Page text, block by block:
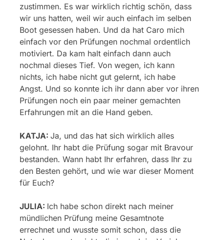
zustimmen. Es war wirklich richtig schön, dass
wir uns hatten, weil wir auch einfach im selben
Boot gesessen haben. Und da hat Caro mich
einfach vor den Prüfungen nochmal ordentlich
motiviert. Da kam halt einfach dann auch
nochmal dieses Tief. Von wegen, ich kann
nichts, ich habe nicht gut gelernt, ich habe
Angst. Und so konnte ich ihr dann aber vor ihren
Prüfungen noch ein paar meiner gemachten
Erfahrungen mit an die Hand geben.
KATJA: Ja, und das hat sich wirklich alles
gelohnt. Ihr habt die Prüfung sogar mit Bravour
bestanden. Wann habt Ihr erfahren, dass Ihr zu
den Besten gehört, und wie war dieser Moment
für Euch?
JULIA: Ich habe schon direkt nach meiner
mündlichen Prüfung meine Gesamtnote
errechnet und wusste somit schon, dass die